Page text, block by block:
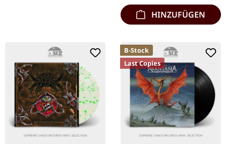
Divine…
HINZUFÜGEN
B-Stock
Last Copies